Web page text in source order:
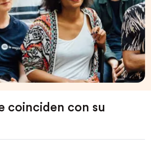
coinciden con su